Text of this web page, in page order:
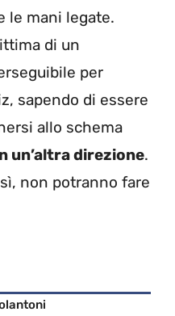
le mani legate.
di un
per
sapendo di essere
allo schema
un’altra direzione.
non potranno fare